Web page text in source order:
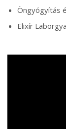
Öngyógyítás
Elixír